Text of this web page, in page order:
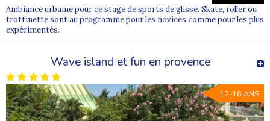
Ambiance urbaine pour ce stage de sports de glisse. Skate, roller ou
trottinette sont au programme pour les novices comme pour les plus
expérimentés.
Wave island et fun en provence
12-16 ANS